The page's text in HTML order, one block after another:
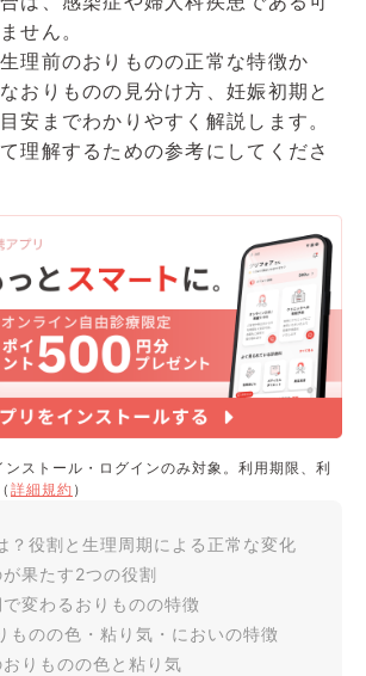
せん。
理前のおりものの正常な特徴か
おりものの見分け方、妊娠初期と
安までわかりやすく解説します。
理解するための参考にしてくださ
ストール・ログインのみ対象。利用期限、利
詳細規約 ）
？役割と生理周期による正常な変化
果たす2つの役割
変わるおりものの特徴
ものの色・粘り気・においの特徴
りものの色と粘り気